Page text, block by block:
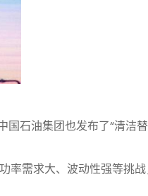
石油集团也发布了“清洁
率需求大、波动性强等挑